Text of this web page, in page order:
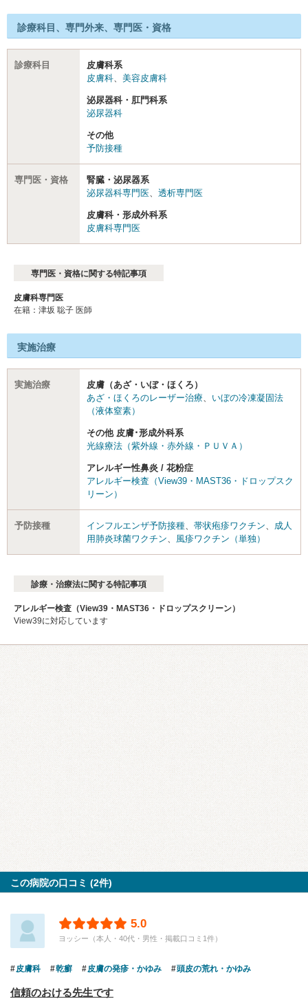
診療科目、専門外来、専門医・資格
診療科目
皮膚科系
皮膚科、 美容皮膚科
泌尿器科・肛門科系
泌尿器科
その他
予防接種
専門医・資格
腎臓・泌尿器系
泌尿器科専門医、 透析専門医
皮膚科・形成外科系
皮膚科専門医
専門医・資格に関する特記事項
皮膚科専門医
在籍：津坂 聡子 医師
実施治療
実施治療
皮膚（あざ・いぼ・ほくろ）
あざ・ほくろのレーザー治療、 いぼの冷凍凝固法
（液体窒素）
その他 皮膚･形成外科系
光線療法（紫外線・赤外線・ＰＵＶＡ）
アレルギー性鼻炎 / 花粉症
アレルギー検査（View39・MAST36・ドロップスク
リーン）
予防接種 インフルエンザ予防接種、 帯状疱疹ワクチン、 成人
用肺炎球菌ワクチン、 風疹ワクチン（単独）
診療・治療法に関する特記事項
アレルギー検査（View39・MAST36・ドロップスクリーン）
View39に対応しています
この病院の口コミ (2件)
5.0
ヨッシー（本人・40代・男性・掲載口コミ1件）
皮膚科 乾癬 皮膚の発疹・かゆみ 頭皮の荒れ・かゆみ
信頼のおける先生です